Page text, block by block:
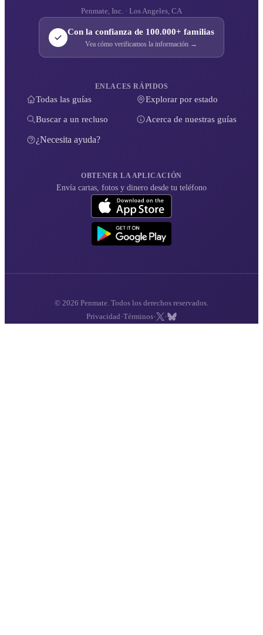
Penmate, Inc. · Los Angeles, CA
Con la confianza de 100.000+ familias
Vea cómo verificamos la información →
ENLACES RÁPIDOS
Todas las guías Explorar por estado
Buscar a un recluso Acerca de nuestras guías
¿Necesita ayuda?
OBTENER LA APLICACIÓN
Envía cartas, fotos y dinero desde tu teléfono
© 2026 Penmate. Todos los derechos reservados.
Privacidad ·Términos· ·